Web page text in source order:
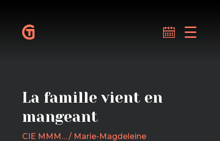
La famille vient en
mangeant
CIE MMM… / Marie-Magdeleine